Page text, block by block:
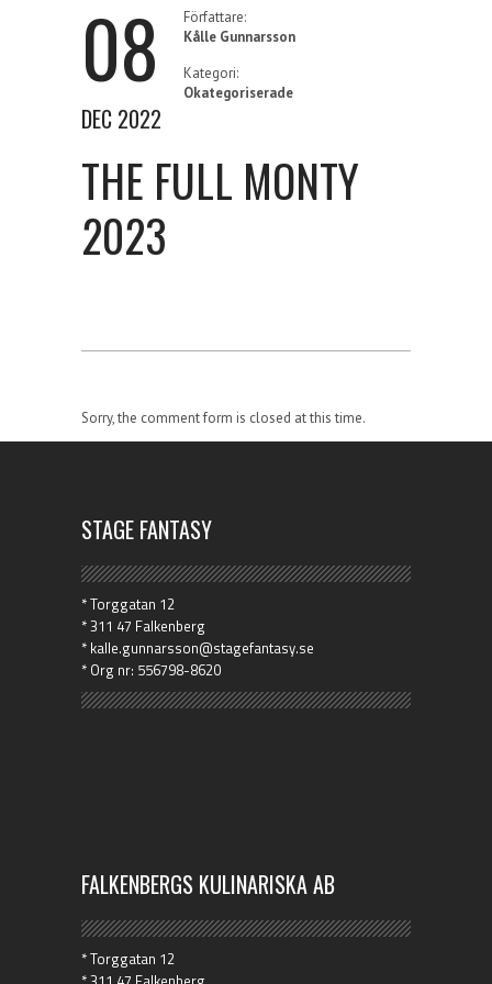
08
DEC 2022
Författare:
Kålle Gunnarsson
Kategori:
Okategoriserade
THE FULL MONTY
2023
Sorry, the comment form is closed at this time.
STAGE FANTASY
* Torggatan 12
* 311 47 Falkenberg
* kalle.gunnarsson@stagefantasy.se
* Org nr: 556798-8620
FALKENBERGS KULINARISKA AB
* Torggatan 12